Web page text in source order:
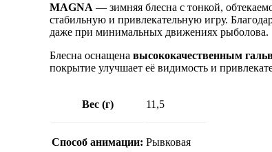
MAGNA — зимняя блесна с тонкой,
стабильную и привлекательную игру.
даже при минимальных движениях рыболова.
Блесна оснащена высококачественным
покрытие улучшает её видимость и
Вес (г) 11,5
Способ анимации: Рывковая